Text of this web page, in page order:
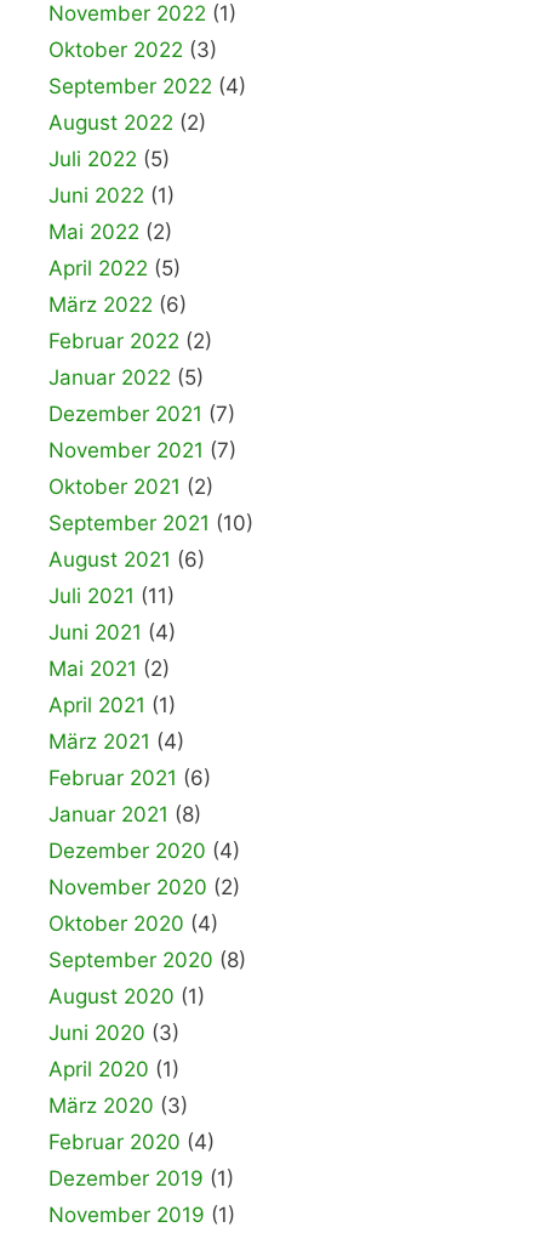
November 2022 (1)
Oktober 2022 (3)
September 2022 (4)
August 2022 (2)
Juli 2022 (5)
Juni 2022 (1)
Mai 2022 (2)
April 2022 (5)
März 2022 (6)
Februar 2022 (2)
Januar 2022 (5)
Dezember 2021 (7)
November 2021 (7)
Oktober 2021 (2)
September 2021 (10)
August 2021 (6)
Juli 2021 (11)
Juni 2021 (4)
Mai 2021 (2)
April 2021 (1)
März 2021 (4)
Februar 2021 (6)
Januar 2021 (8)
Dezember 2020 (4)
November 2020 (2)
Oktober 2020 (4)
September 2020 (8)
August 2020 (1)
Juni 2020 (3)
April 2020 (1)
März 2020 (3)
Februar 2020 (4)
Dezember 2019 (1)
November 2019 (1)